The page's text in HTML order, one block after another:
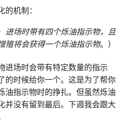
机制：
进场时带有四个烁油指示物，且
殖将会获得一个烁油指示物。）
进场时会带有特定数量的指示
的时候给你一个。这是为了帮你
油指示物时的挣扎。但虽然烁油
并没有留到最后。下週我会跟大